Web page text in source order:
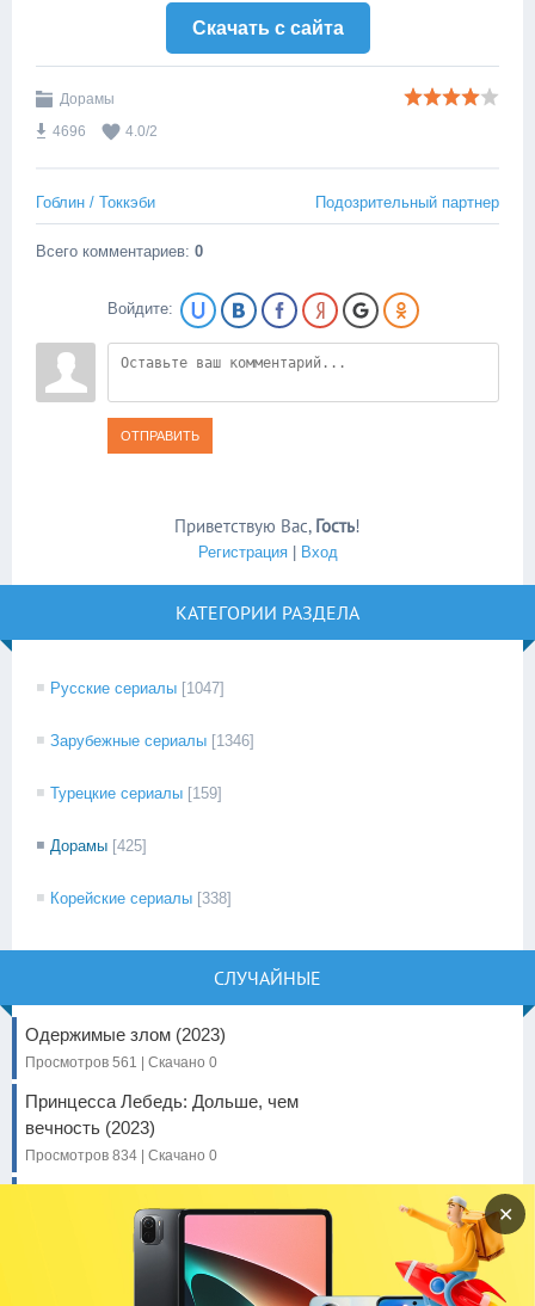
Скачать c сайта
Дорамы
4696
4.0/2
Гоблин / Токкэби Подозрительный партнер
Всего комментариев: 0
Войдите:
ОТПРАВИТЬ
Приветствую Вас, Гость!
Регистрация| Вход
КАТЕГОРИИ РАЗДЕЛА
Русские сериалы [1047]
Зарубежные сериалы [1346]
Турецкие сериалы [159]
Дорамы [425]
Корейские сериалы [338]
СЛУЧАЙНЫЕ
Одержимые злом (2023)
Просмотров 561 | Скачано 0
Принцесса Лебедь: Дольше, чем
вечность (2023)
Просмотров 834 | Скачано 0
Просмотров 820 | Скачано 0
Возвращаюсь к нормальной жизни
✕